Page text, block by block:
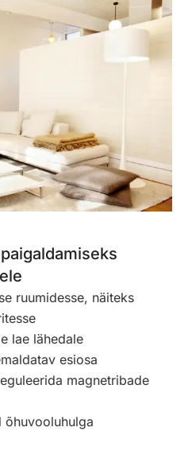
ruumidesse, näiteks
lae lähedale
esiosa
magnetribade
õhuvooluhulga